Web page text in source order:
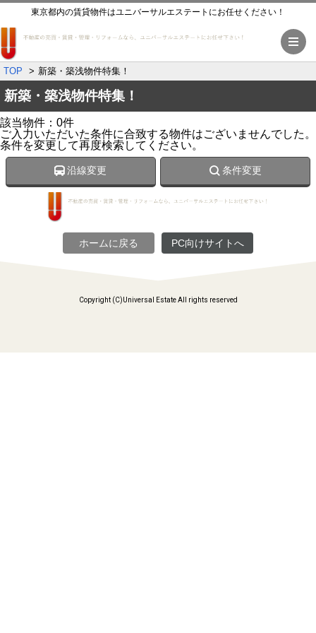
東京都内の賃貸物件はユニバーサルエステートにお任せください！
TOP 新築・築浅物件特集！
新築・築浅物件特集！
該当物件：0件
ご入力いただいた条件に合致する物件はございませんでした。
条件を変更して再度検索してください。
沿線変更 条件変更
ホームに戻る PC向けサイトへ
Copyright (C)Universal Estate All rights reserved